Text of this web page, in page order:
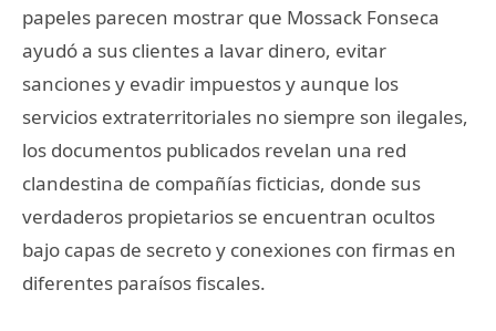
papeles parecen mostrar que Mossack Fonseca
ayudó a sus clientes a lavar dinero, evitar
sanciones y evadir impuestos y aunque los
servicios extraterritoriales no siempre son ilegales,
los documentos publicados revelan una red
clandestina de compañías ficticias, donde sus
verdaderos propietarios se encuentran ocultos
bajo capas de secreto y conexiones con firmas en
diferentes paraísos fiscales.